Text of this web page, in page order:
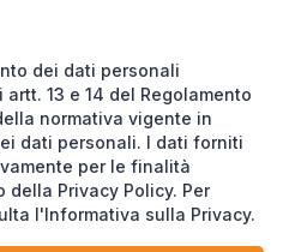
dei dati personali
13 e 14 del Regolamento
normativa vigente in
dati personali. I dati forniti
per le finalità
Privacy Policy. Per
l'Informativa sulla Privacy.